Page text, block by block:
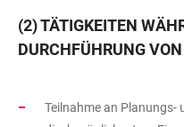
(2) TÄTIGKEITEN
DURCHFÜHRUNG
Teilnahme an Planungs-